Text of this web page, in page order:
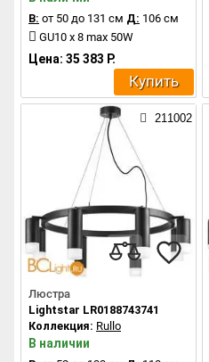
В: от 50 до 131 см Д: 106 см
GU10 x 8 max 50W
Цена: 35 383 Р.
Купить
211002
Люстра
Lightstar LR0188743741
Коллекция: Rullo
В наличии